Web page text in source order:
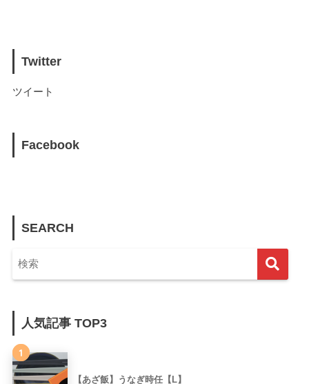
Twitter
ツイート
Facebook
SEARCH
人気記事 TOP3
1
【あざ飯】うなぎ時任【L】